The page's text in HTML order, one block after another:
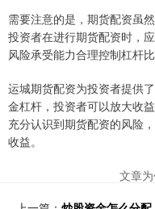
需要注意的是，期货配资虽
投资者在进行期货配资时，
风险承受能力合理控制杠杆
运城期货配资为投资者提供
金杠杆，投资者可以放大收
充分认识到期货配资的风险
收益。
文章